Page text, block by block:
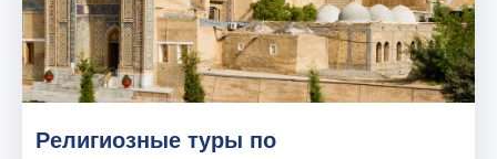
Религиозные туры по